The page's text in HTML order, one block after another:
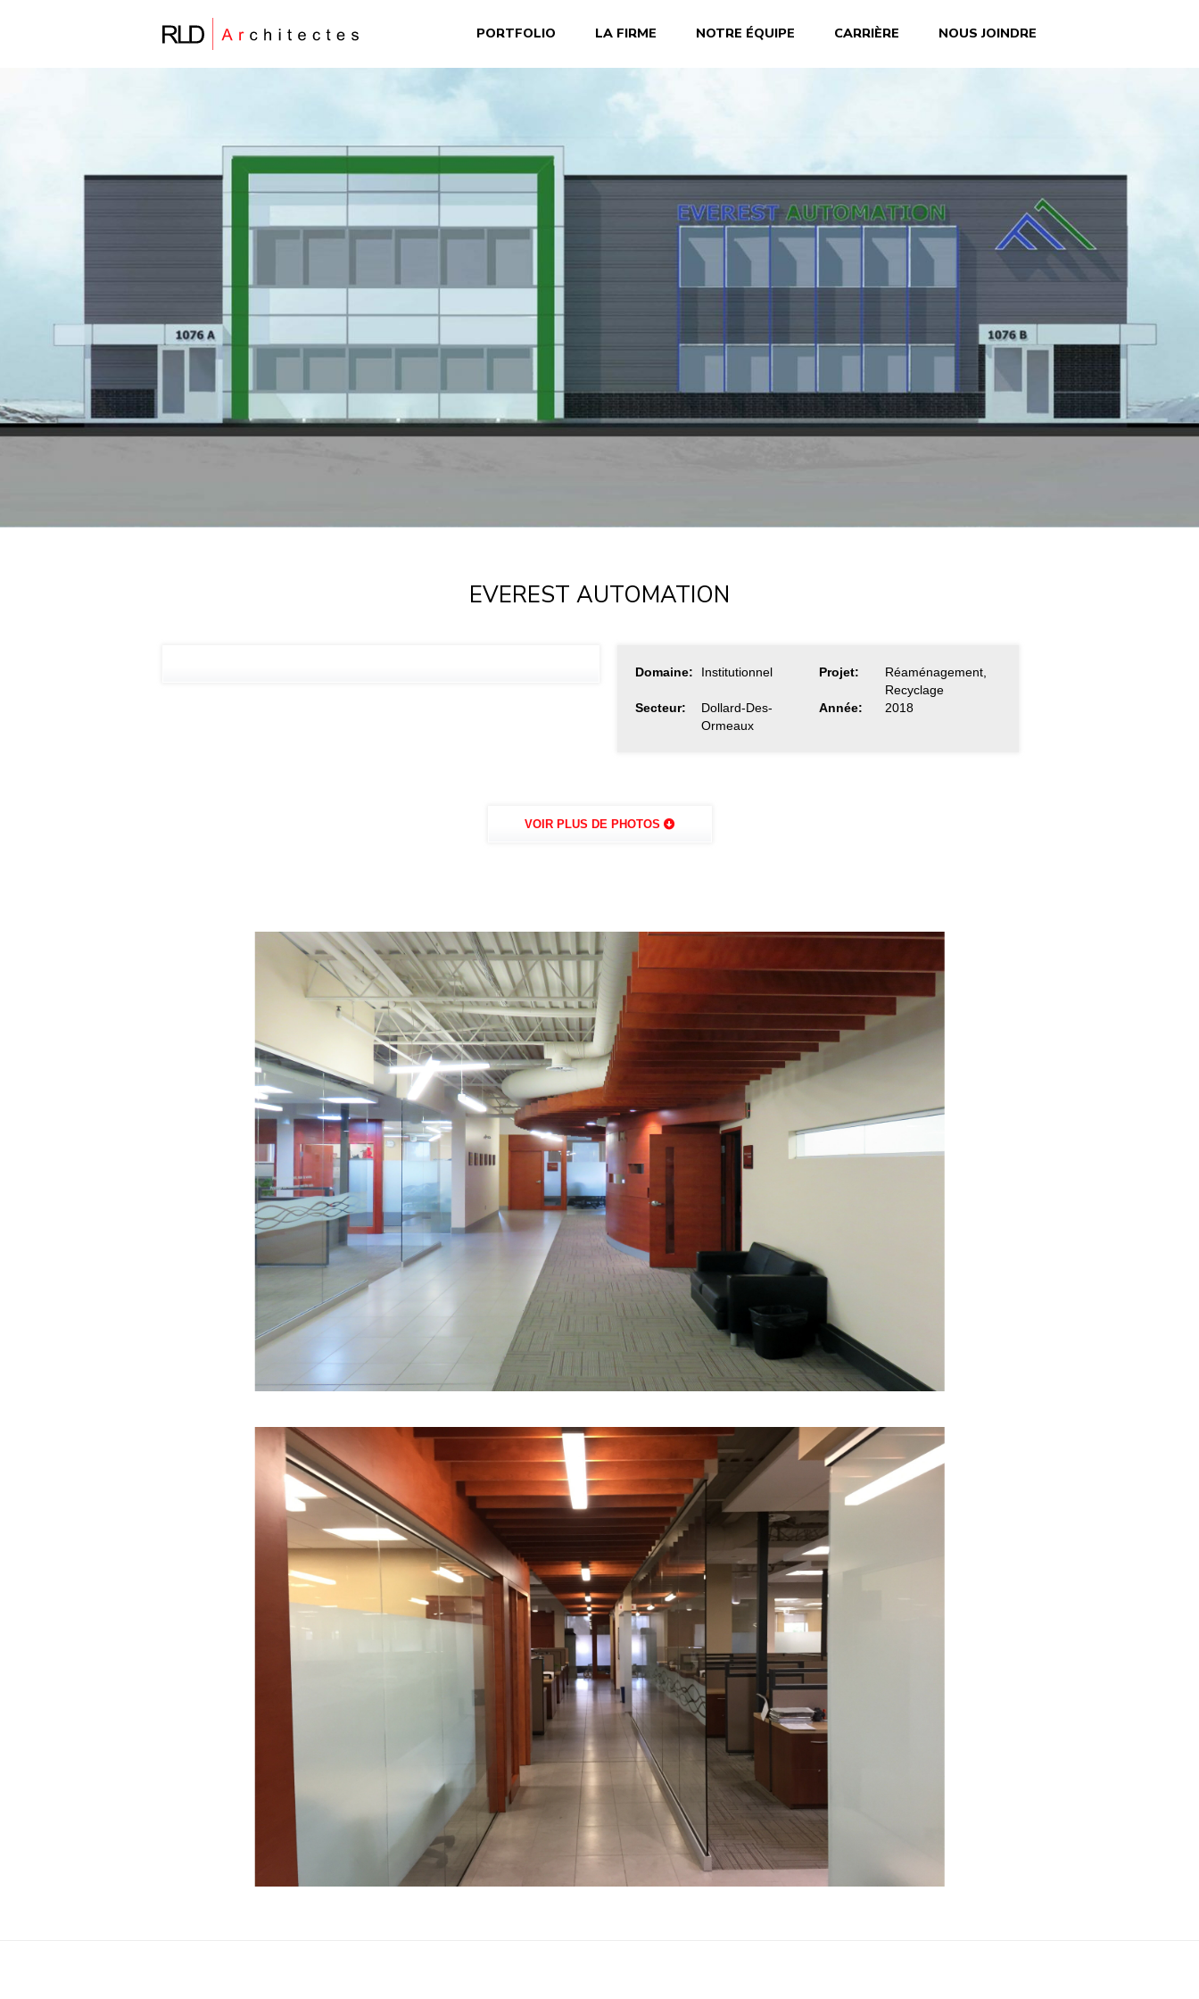
PORTFOLIO LA FIRME NOTRE ÉQUIPE CARRIÈRE NOUS JOINDRE
EVEREST AUTOMATION
Domaine: Institutionnel Projet:
Réaménagement,
Recyclage
Secteur:
Dollard-Des-
Ormeaux
Année: 2018
VOIR PLUS DE PHOTOS